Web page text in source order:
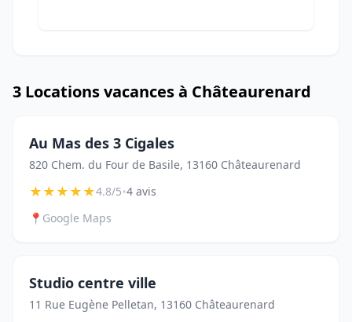
3 Locations vacances à Châteaurenard
Au Mas des 3 Cigales
820 Chem. du Four de Basile, 13160 Châteaurenard
★★★★★4.8/5•4 avis
📍 Google Maps
Studio centre ville
11 Rue Eugène Pelletan, 13160 Châteaurenard